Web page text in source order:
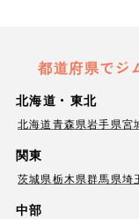
都道府県でジ
北海道・東北
北海道青森県岩手県宮
関東
茨城県栃木県群馬県埼
中部